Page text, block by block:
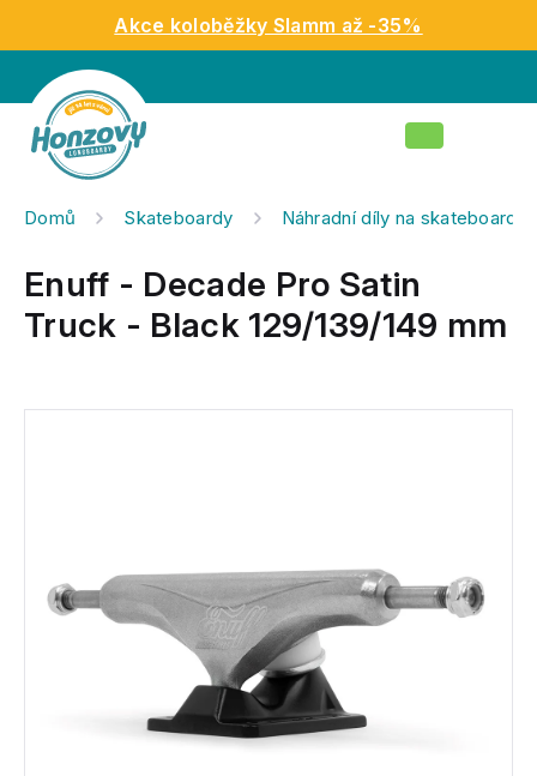
obsah
Akce koloběžky Slamm až -35%
Nákupní
Domů Skateboardy Náhradní díly na skateboardy
Enuff - Decade Pro Satin
Truck - Black 129/139/149 mm